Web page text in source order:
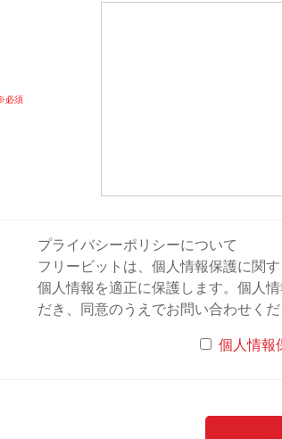
プライバシーポリシーについて
フリービットは、個人情報保護に関
個人情報を適正に保護します。個人
だき、同意のうえでお問い合わせくだ
個人情報